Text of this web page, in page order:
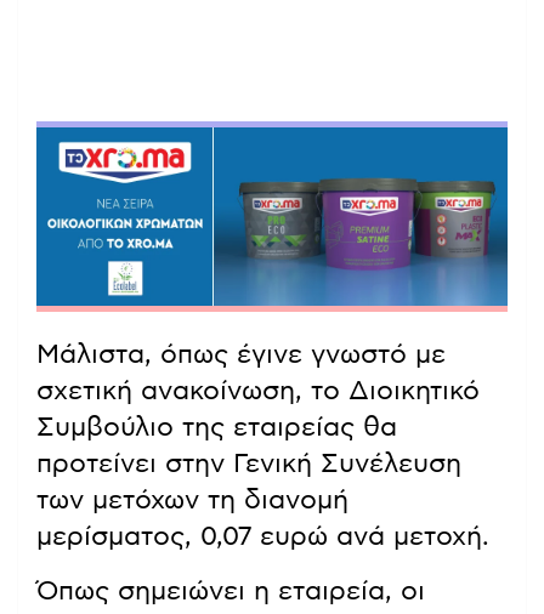
Μάλιστα, όπως έγινε γνωστό με
σχετική ανακοίνωση, το Διοικητικό
Συμβούλιο της εταιρείας θα
προτείνει στην Γενική Συνέλευση
των μετόχων τη διανομή
μερίσματος, 0,07 ευρώ ανά μετοχή.
Όπως σημειώνει η εταιρεία, οι